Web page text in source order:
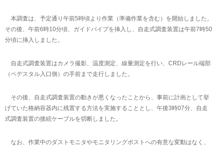
本調査は、予定通り午前5時頃より作業（準備作業を含む）を開始しました。
その後、午前6時10分頃、ガイドパイプを挿入し、自走式調査装置は午前7時50
分頃に挿入しました。
自走式調査装置はカメラ撮影、温度測定、線量測定を行い、CRDレール端部
（ペデスタル入口側）の手前まで走行しました。
その後、自走式調査装置の動きが悪くなったことから、事前に計画として挙
げていた格納容器内に残置する方法を実施することとし、午後3時07分、自走
式調査装置の接続ケーブルを切断しました。
なお、作業中のダストモニタやモニタリングポストへの有意な変動はなく、